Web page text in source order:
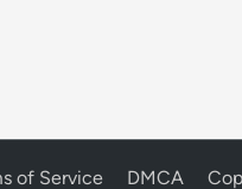
of Service DMCA